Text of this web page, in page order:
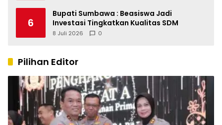
6
Bupati Sumbawa : Beasiswa Jadi
Investasi Tingkatkan Kualitas SDM
8 Juli 2026 0
Pilihan Editor